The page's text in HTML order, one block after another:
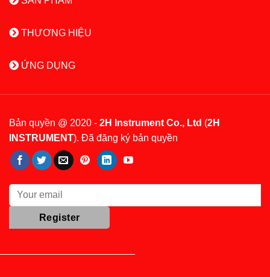
THƯƠNG HIỆU
ỨNG DỤNG
Bản quyền @ 2020 - 2H Instrument Co., Ltd (2H
INSTRUMENT). Đã đăng ký bản quyền